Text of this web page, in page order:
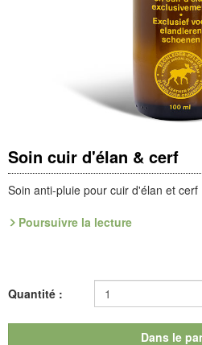
Soin cuir d'élan & cerf
Soin anti-pluie pour cuir d'élan et cerf
Soin spécial à effet déperlant intense,
Référence : 9.011.81
Fabricant : Tapir Wachswaren
Poursuivre la lecture
Quantité :
Dans le